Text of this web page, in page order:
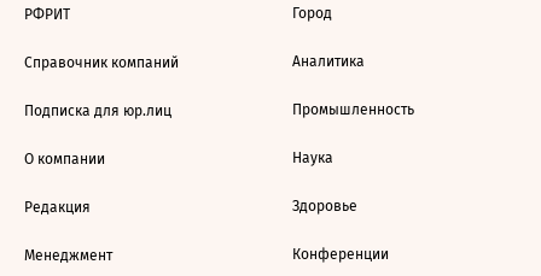
РФРИТ
Справочник компаний
Подписка для юр.лиц
О компании
Редакция
Менеджмент
Город
Аналитика
Промышленность
Наука
Здоровье
Конференции